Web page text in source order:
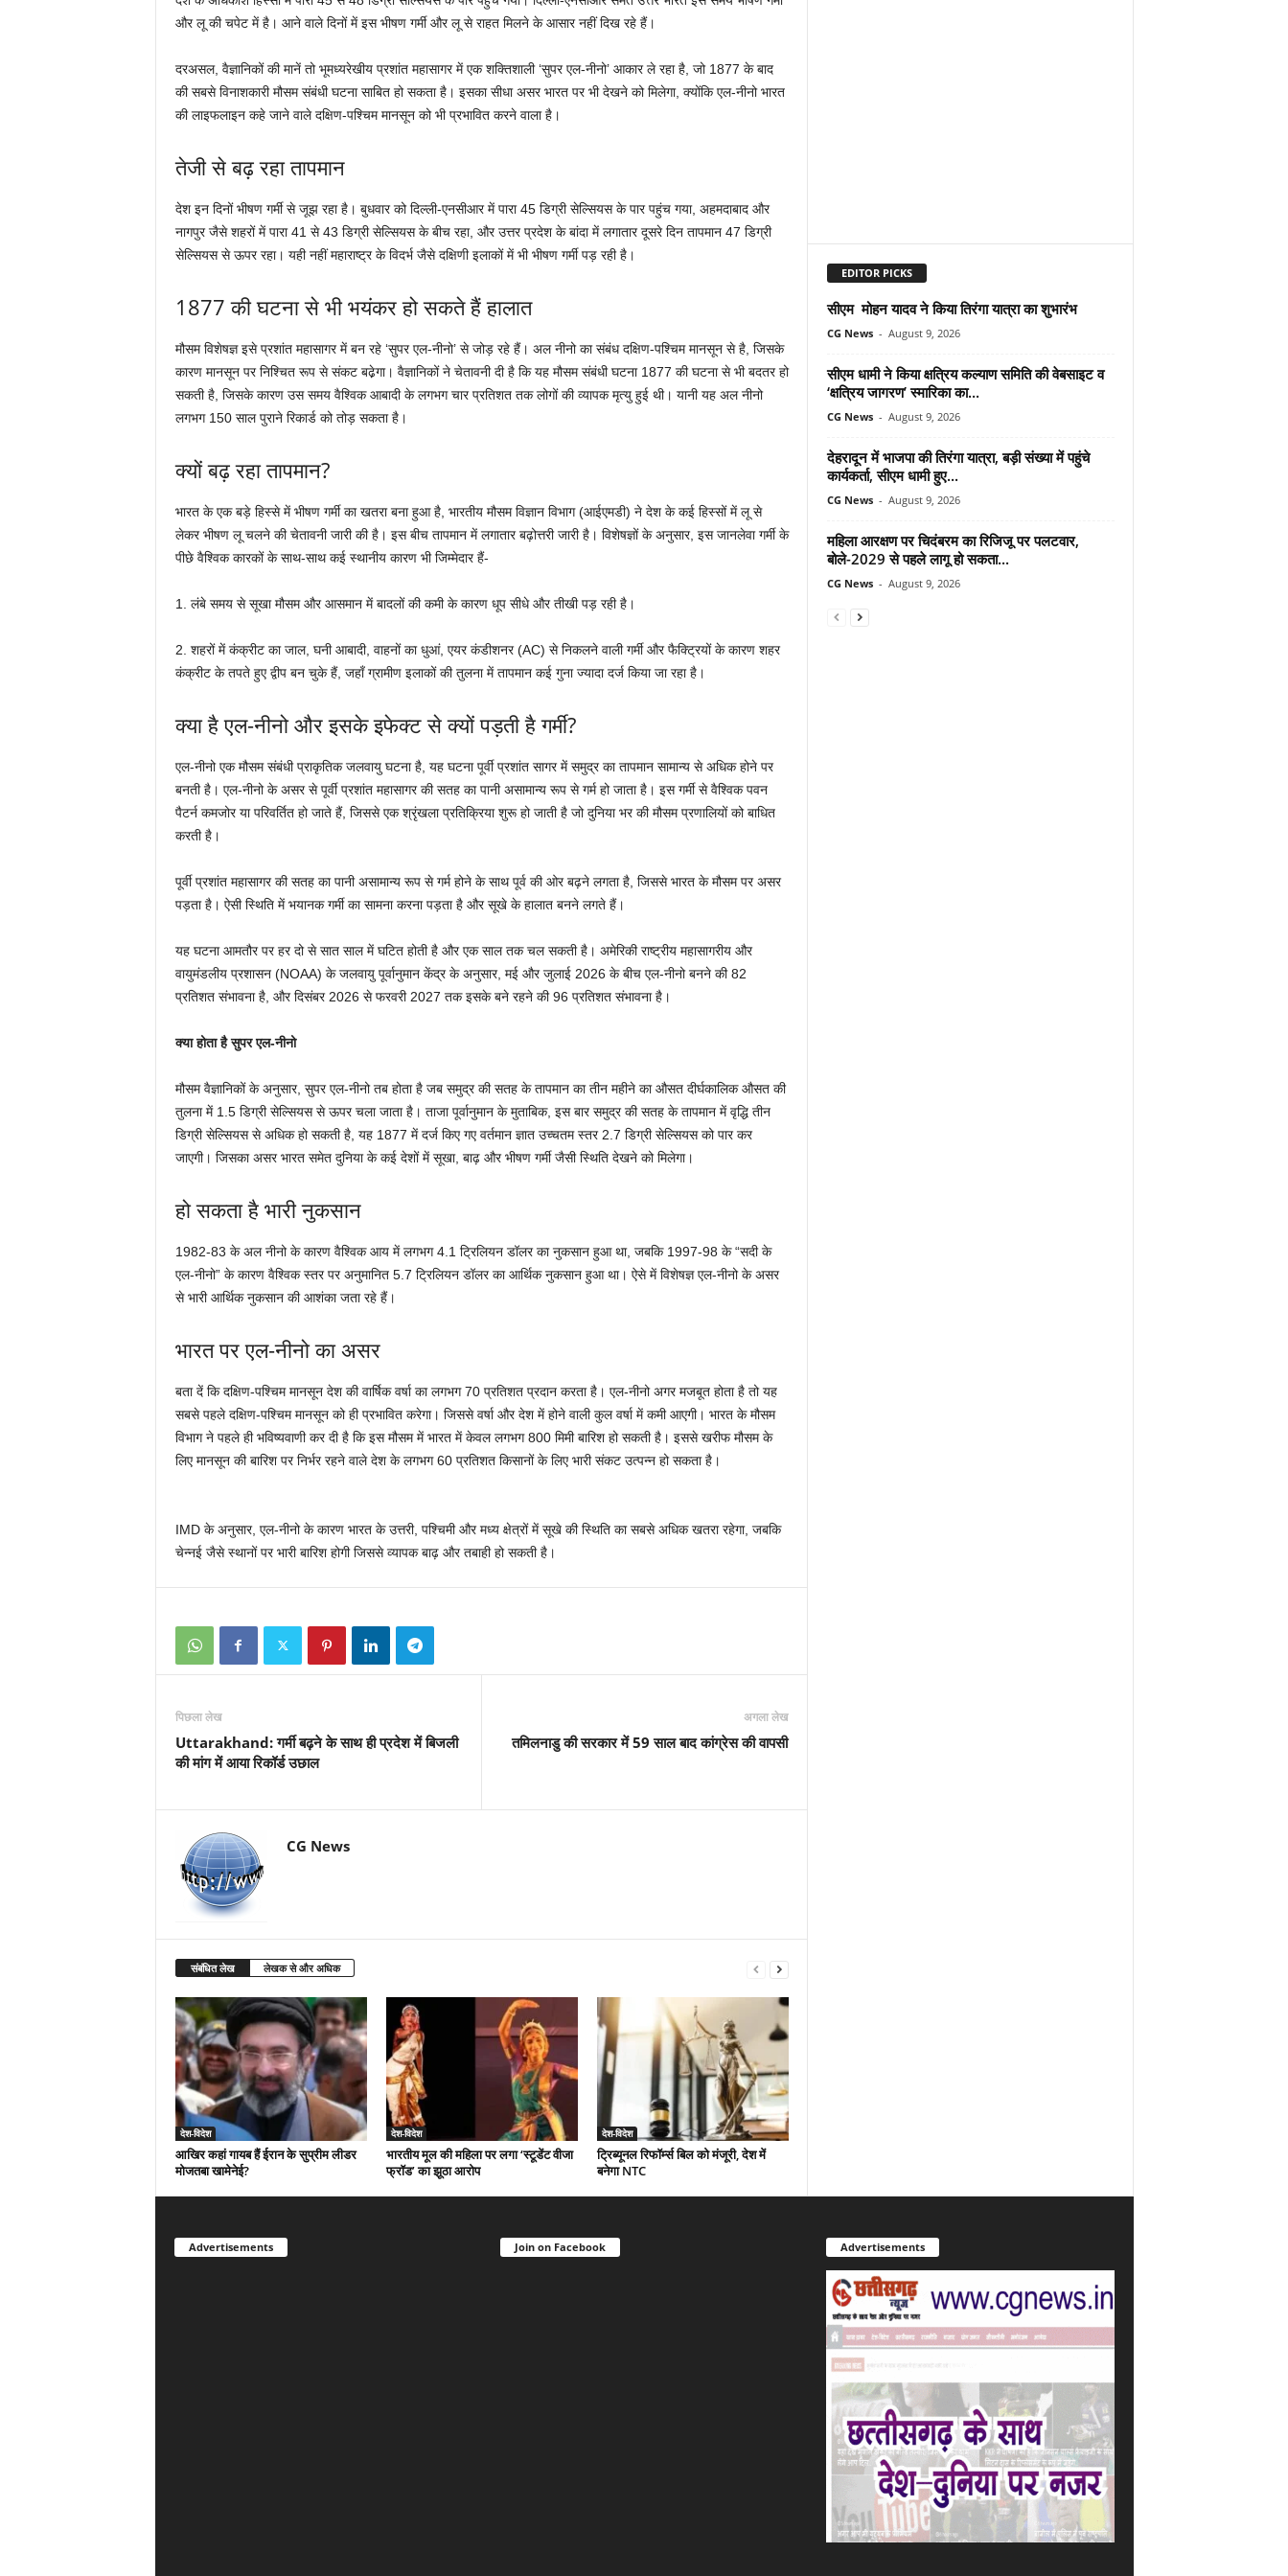
और लू की चपेट में है। आने वाले दिनों में इस भीषण गर्मी और लू से राहत मिलने के आसार नहीं दिख रहे हैं।
दरअसल, वैज्ञानिकों की मानें तो भूमध्यरेखीय प्रशांत महासागर में एक शक्तिशाली ‘सुपर एल-नीनो’ आकार ले रहा है, जो 1877 के बाद
की सबसे विनाशकारी मौसम संबंधी घटना साबित हो सकता है। इसका सीधा असर भारत पर भी देखने को मिलेगा, क्योंकि एल-नीनो भारत
की लाइफलाइन कहे जाने वाले दक्षिण-पश्चिम मानसून को भी प्रभावित करने वाला है।
तेजी से बढ़ रहा तापमान
देश इन दिनों भीषण गर्मी से जूझ रहा है। बुधवार को दिल्ली-एनसीआर में पारा 45 डिग्री सेल्सियस के पार पहुंच गया, अहमदाबाद और
नागपुर जैसे शहरों में पारा 41 से 43 डिग्री सेल्सियस के बीच रहा, और उत्तर प्रदेश के बांदा में लगातार दूसरे दिन तापमान 47 डिग्री
सेल्सियस से ऊपर रहा। यही नहीं महाराष्ट्र के विदर्भ जैसे दक्षिणी इलाकों में भी भीषण गर्मी पड़ रही है।
1877 की घटना से भी भयंकर हो सकते हैं हालात
मौसम विशेषज्ञ इसे प्रशांत महासागर में बन रहे ‘सुपर एल-नीनो’ से जोड़ रहे हैं। अल नीनो का संबंध दक्षिण-पश्चिम मानसून से है, जिसके
कारण मानसून पर निश्चित रूप से संकट बढे़गा। वैज्ञानिकों ने चेतावनी दी है कि यह मौसम संबंधी घटना 1877 की घटना से भी बदतर हो
सकती है, जिसके कारण उस समय वैश्विक आबादी के लगभग चार प्रतिशत तक लोगों की व्यापक मृत्यु हुई थी। यानी यह अल नीनो
लगभग 150 साल पुराने रिकार्ड को तोड़ सकता है।
क्यों बढ़ रहा तापमान?
भारत के एक बड़े हिस्से में भीषण गर्मी का खतरा बना हुआ है, भारतीय मौसम विज्ञान विभाग (आईएमडी) ने देश के कई हिस्सों में लू से
लेकर भीषण लू चलने की चेतावनी जारी की है। इस बीच तापमान में लगातार बढ़ोत्तरी जारी है। विशेषज्ञों के अनुसार, इस जानलेवा गर्मी के
पीछे वैश्विक कारकों के साथ-साथ कई स्थानीय कारण भी जिम्मेदार हैं-
1. लंबे समय से सूखा मौसम और आसमान में बादलों की कमी के कारण धूप सीधे और तीखी पड़ रही है।
2. शहरों में कंक्रीट का जाल, घनी आबादी, वाहनों का धुआं, एयर कंडीशनर (AC) से निकलने वाली गर्मी और फैक्ट्रियों के कारण शहर
कंक्रीट के तपते हुए द्वीप बन चुके हैं, जहाँ ग्रामीण इलाकों की तुलना में तापमान कई गुना ज्यादा दर्ज किया जा रहा है।
क्या है एल-नीनो और इसके इफेक्ट से क्यों पड़ती है गर्मी?
एल-नीनो एक मौसम संबंधी प्राकृतिक जलवायु घटना है, यह घटना पूर्वी प्रशांत सागर में समुद्र का तापमान सामान्य से अधिक होने पर
बनती है। एल-नीनो के असर से पूर्वी प्रशांत महासागर की सतह का पानी असामान्य रूप से गर्म हो जाता है। इस गर्मी से वैश्विक पवन
पैटर्न कमजोर या परिवर्तित हो जाते हैं, जिससे एक श्रृंखला प्रतिक्रिया शुरू हो जाती है जो दुनिया भर की मौसम प्रणालियों को बाधित
करती है।
पूर्वी प्रशांत महासागर की सतह का पानी असामान्य रूप से गर्म होने के साथ पूर्व की ओर बढ़ने लगता है, जिससे भारत के मौसम पर असर
पड़ता है। ऐसी स्थिति में भयानक गर्मी का सामना करना पड़ता है और सूखे के हालात बनने लगते हैं।
यह घटना आमतौर पर हर दो से सात साल में घटित होती है और एक साल तक चल सकती है। अमेरिकी राष्ट्रीय महासागरीय और
वायुमंडलीय प्रशासन (NOAA) के जलवायु पूर्वानुमान केंद्र के अनुसार, मई और जुलाई 2026 के बीच एल-नीनो बनने की 82
प्रतिशत संभावना है, और दिसंबर 2026 से फरवरी 2027 तक इसके बने रहने की 96 प्रतिशत संभावना है।
क्या होता है सुपर एल-नीनो
मौसम वैज्ञानिकों के अनुसार, सुपर एल-नीनो तब होता है जब समुद्र की सतह के तापमान का तीन महीने का औसत दीर्घकालिक औसत की
तुलना में 1.5 डिग्री सेल्सियस से ऊपर चला जाता है। ताजा पूर्वानुमान के मुताबिक, इस बार समुद्र की सतह के तापमान में वृद्धि तीन
डिग्री सेल्सियस से अधिक हो सकती है, यह 1877 में दर्ज किए गए वर्तमान ज्ञात उच्चतम स्तर 2.7 डिग्री सेल्सियस को पार कर
जाएगी। जिसका असर भारत समेत दुनिया के कई देशों में सूखा, बाढ़ और भीषण गर्मी जैसी स्थिति देखने को मिलेगा।
हो सकता है भारी नुकसान
1982-83 के अल नीनो के कारण वैश्विक आय में लगभग 4.1 ट्रिलियन डॉलर का नुकसान हुआ था, जबकि 1997-98 के “सदी के
एल-नीनो” के कारण वैश्विक स्तर पर अनुमानित 5.7 ट्रिलियन डॉलर का आर्थिक नुकसान हुआ था। ऐसे में विशेषज्ञ एल-नीनो के असर
से भारी आर्थिक नुकसान की आशंका जता रहे हैं।
भारत पर एल-नीनो का असर
बता दें कि दक्षिण-पश्चिम मानसून देश की वार्षिक वर्षा का लगभग 70 प्रतिशत प्रदान करता है। एल-नीनो अगर मजबूत होता है तो यह
सबसे पहले दक्षिण-पश्चिम मानसून को ही प्रभावित करेगा। जिससे वर्षा और देश में होने वाली कुल वर्षा में कमी आएगी। भारत के मौसम
विभाग ने पहले ही भविष्यवाणी कर दी है कि इस मौसम में भारत में केवल लगभग 800 मिमी बारिश हो सकती है। इससे खरीफ मौसम के
लिए मानसून की बारिश पर निर्भर रहने वाले देश के लगभग 60 प्रतिशत किसानों के लिए भारी संकट उत्पन्न हो सकता है।
IMD के अनुसार, एल-नीनो के कारण भारत के उत्तरी, पश्चिमी और मध्य क्षेत्रों में सूखे की स्थिति का सबसे अधिक खतरा रहेगा, जबकि
चेन्नई जैसे स्थानों पर भारी बारिश होगी जिससे व्यापक बाढ़ और तबाही हो सकती है।
पिछला लेख
Uttarakhand: गर्मी बढ़ने के साथ ही प्रदेश में बिजली
की मांग में आया रिकॉर्ड उछाल
अगला लेख
तमिलनाडु की सरकार में 59 साल बाद कांग्रेस की वापसी
CG News
संबंधित लेख लेखक से और अधिक
देश-विदेश
आखिर कहां गायब हैं ईरान के सुप्रीम लीडर
मोजतबा खामेनेई?
देश-विदेश
भारतीय मूल की महिला पर लगा ‘स्टूडेंट वीजा
फ्रॉड’ का झूठा आरोप
देश-विदेश
ट्रिब्यूनल रिफॉर्म्स बिल को मंजूरी, देश में
बनेगा NTC
EDITOR PICKS
सीएम मोहन यादव ने किया तिरंगा यात्रा का शुभारंभ
CG News - August 9, 2026
सीएम धामी ने किया क्षत्रिय कल्याण समिति की वेबसाइट व
‘क्षत्रिय जागरण’ स्मारिका का...
CG News - August 9, 2026
देहरादून में भाजपा की तिरंगा यात्रा, बड़ी संख्या में पहुंचे
कार्यकर्ता, सीएम धामी हुए...
CG News - August 9, 2026
महिला आरक्षण पर चिदंबरम का रिजिजू पर पलटवार,
बोले-2029 से पहले लागू हो सकता...
CG News - August 9, 2026
Advertisements Join on Facebook Advertisements